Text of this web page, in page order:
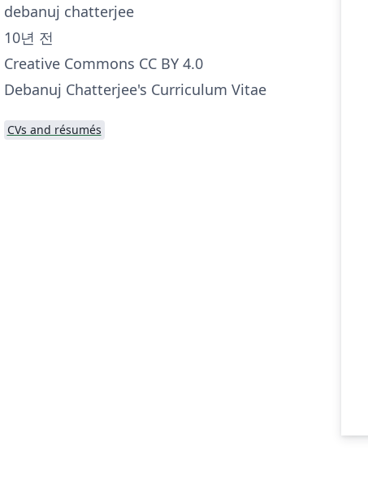
debanuj chatterjee
10년 전
Creative Commons CC BY 4.0
Debanuj Chatterjee's Curriculum Vitae
CVs and résumés